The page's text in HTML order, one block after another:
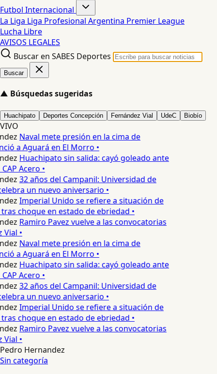
Futbol Internacional
La Liga Liga Profesional Argentina Premier League
Lucha Libre
AVISOS LEGALES
Buscar en SABES Deportes
Buscar
▲ Búsquedas sugeridas
Huachipato Deportes Concepción Fernández Vial UdeC Biobío
VIVO
Naval mete presión en la cima de
a Aguará en El Morro •
Huachipato sin salida: cayó goleado ante
Acero •
32 años del Campanil: Universidad de
un nuevo aniversario •
Imperial Unido se refiere a situación de
choque en estado de ebriedad •
Ramiro Pavez vuelve a las convocatorias
•
Naval mete presión en la cima de
a Aguará en El Morro •
Huachipato sin salida: cayó goleado ante
Acero •
32 años del Campanil: Universidad de
un nuevo aniversario •
Imperial Unido se refiere a situación de
choque en estado de ebriedad •
Ramiro Pavez vuelve a las convocatorias
•
Pedro Hernandez
Sin categoría